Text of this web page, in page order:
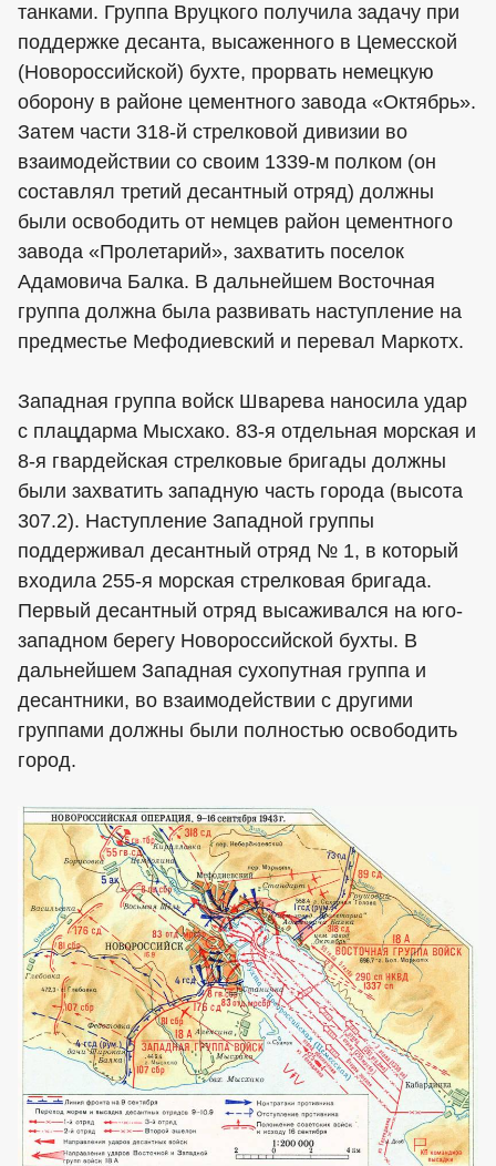
танками. Группа Вруцкого получила задачу при
поддержке десанта, высаженного в Цемесской
(Новороссийской) бухте, прорвать немецкую
оборону в районе цементного завода «Октябрь».
Затем части 318-й стрелковой дивизии во
взаимодействии со своим 1339-м полком (он
составлял третий десантный отряд) должны
были освободить от немцев район цементного
завода «Пролетарий», захватить поселок
Адамовича Балка. В дальнейшем Восточная
группа должна была развивать наступление на
предместье Мефодиевский и перевал Маркотх.
Западная группа войск Шварева наносила удар
с плацдарма Мысхако. 83-я отдельная морская и
8-я гвардейская стрелковые бригады должны
были захватить западную часть города (высота
307.2). Наступление Западной группы
поддерживал десантный отряд № 1, в который
входила 255-я морская стрелковая бригада.
Первый десантный отряд высаживался на юго-
западном берегу Новороссийской бухты. В
дальнейшем Западная сухопутная группа и
десантники, во взаимодействии с другими
группами должны были полностью освободить
город.